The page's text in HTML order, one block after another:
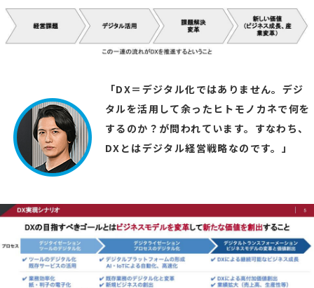
「DX＝デジタル化ではありません。デジ
タルを活用して余ったヒトモノカネで何を
するのか？が問われています。すなわち、
DXとはデジタル経営戦略なのです。」